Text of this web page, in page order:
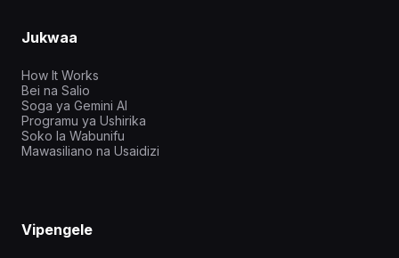
Jukwaa
How It Works
Bei na Salio
Soga ya Gemini AI
Programu ya Ushirika
Soko la Wabunifu
Mawasiliano na Usaidizi
Vipengele